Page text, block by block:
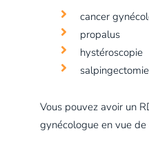
cancer
propalus
hystéroscopie
Vous pouvez avoir un
gynécologue en vue